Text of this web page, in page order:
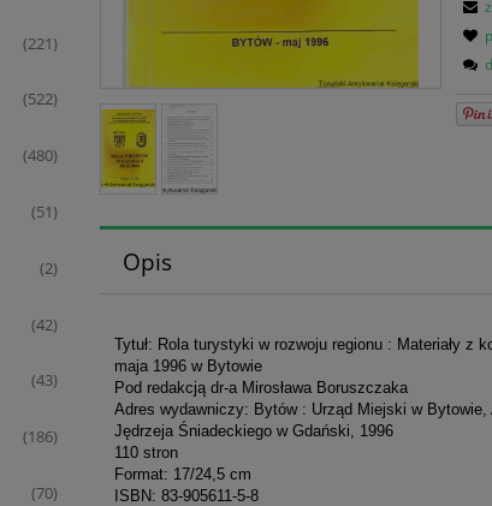
(221)
(522)
(480)
(51)
(2)
(42)
(43)
(186)
(70)
Opis
Tytuł: Rola turystyki w rozwoju regionu : Materiały z
maja 1996 w Bytowie
Pod redakcją dr-a Mirosława Boruszczaka
Adres wydawniczy: Bytów : Urząd Miejski w Bytowie,
Jędrzeja Śniadeckiego w Gdański, 1996
110 stron
Format: 17/24,5 cm
ISBN: 83-905611-5-8